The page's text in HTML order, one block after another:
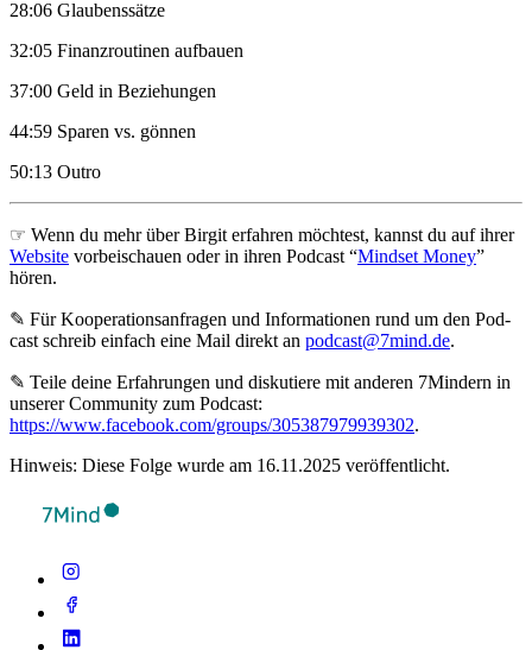
28:06 Glaubenssätze
32:05 Finanzroutinen aufbauen
37:00 Geld in Beziehungen
44:59 Sparen vs. gönnen
50:13 Outro
☞ Wenn du mehr über Birgit erfahren möchtest, kannst du auf ihrer
Website vorbeischauen oder in ihren Podcast “Mindset Money”
hören.
✎ Für Koope­ra­ti­ons­an­fra­gen und Infor­ma­tio­nen rund um den Pod­
cast schreib ein­fach eine Mail direkt an podcast@7mind.de.
✎ Teile deine Erfahrungen und diskutiere mit anderen 7Mindern in
unserer Community zum Podcast:
https://www.facebook.com/groups/305387979939302.
Hinweis: Diese Folge wurde am 16.11.2025 veröffentlicht.